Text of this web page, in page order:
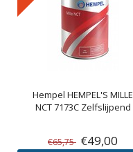
Hempel HEMPEL'S MILLE
NCT 7173C Zelfslijpend
€65,75 €49,00